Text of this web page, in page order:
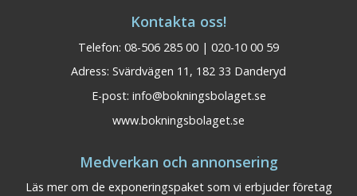
Kontakta oss!
Telefon: 08-506 285 00 | 020-10 00 59
Adress: Svärdvägen 11, 182 33 Danderyd
E-post: info@bokningsbolaget.se
www.bokningsbolaget.se
Medverkan och annonsering
Läs mer om de exponeringspaket som vi erbjuder företag